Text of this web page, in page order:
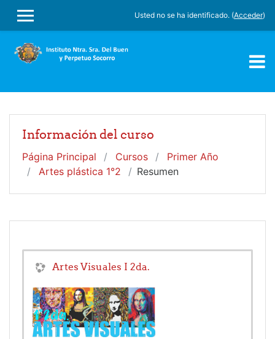
PANEL LATERAL
Usted no se ha identificado. (Acceder)
Información del curso
Página Principal Cursos
Primer Año
Artes plástica 1°2
Resumen
Artes Visuales I 2da.
Profesor:Vanina Fiorese